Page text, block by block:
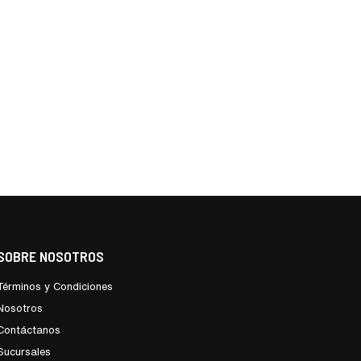
NOSOTROS
y Condiciones